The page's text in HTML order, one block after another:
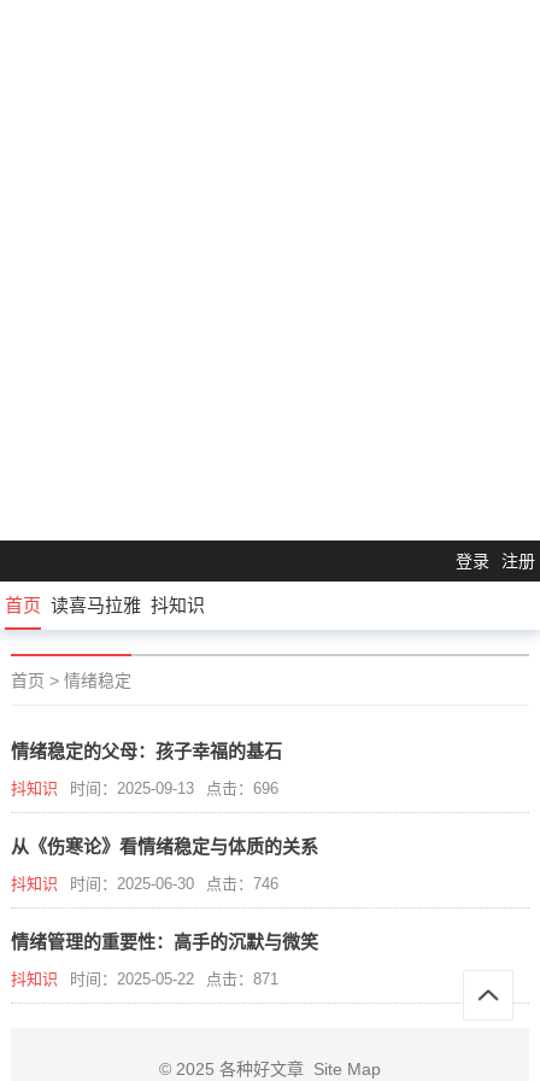
登录 注册
首页 读喜马拉雅 抖知识
首页 > 情绪稳定
情绪稳定的父母：孩子幸福的基石
抖知识 时间：2025-09-13 点击：696
从《伤寒论》看情绪稳定与体质的关系
抖知识 时间：2025-06-30 点击：746
情绪管理的重要性：高手的沉默与微笑
抖知识 时间：2025-05-22 点击：871
© 2025 各种好文章 Site Map